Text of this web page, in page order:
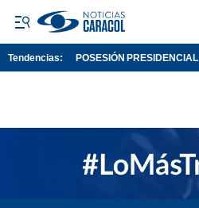
Tendencias: POSESIÓN PRESIDENCIAL